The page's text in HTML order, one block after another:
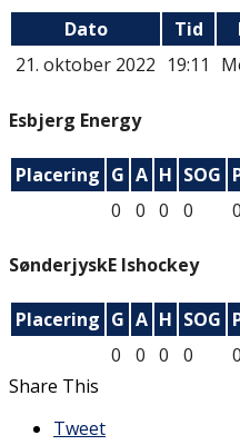
Dato Tid
21. oktober 2022 19:11
Esbjerg Energy
Placering G A H SOG
0
0 0 0 0
SønderjyskE Ishockey
Placering G A H SOG
0
0 0 0 0
Share This
Tweet